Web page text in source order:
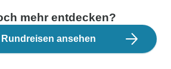
mehr entdecken?
Rundreisen ansehen